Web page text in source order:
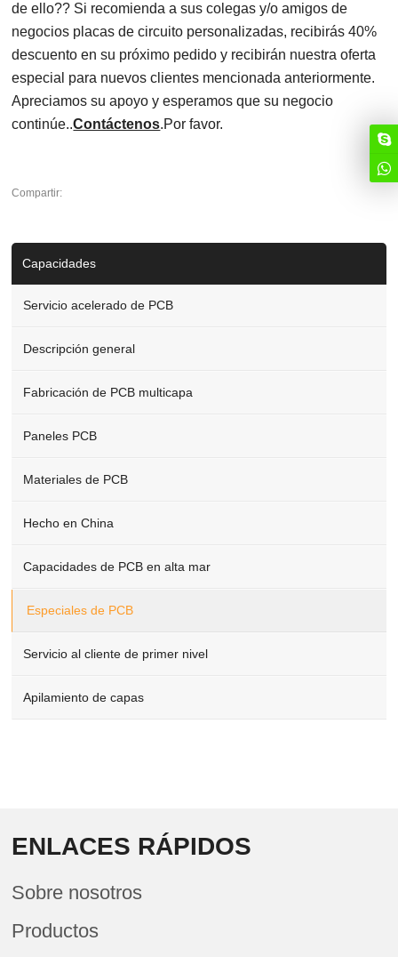
de ello?? Si recomienda a sus colegas y/o amigos de
negocios placas de circuito personalizadas, recibirás 40%
descuento en su próximo pedido y recibirán nuestra oferta
especial para nuevos clientes mencionada anteriormente.
Apreciamos su apoyo y esperamos que su negocio
continúe..Contáctenos.Por favor.
Compartir:
Capacidades
Servicio acelerado de PCB
Descripción general
Fabricación de PCB multicapa
Paneles PCB
Materiales de PCB
Hecho en China
Capacidades de PCB en alta mar
Especiales de PCB
Servicio al cliente de primer nivel
Apilamiento de capas
ENLACES RÁPIDOS
Sobre nosotros
Productos